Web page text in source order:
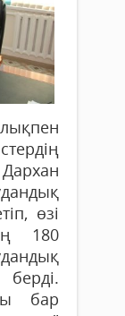
өзі
180
бар